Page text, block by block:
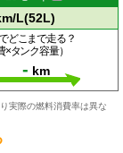
L(52L)
どこまで走る？
×タンク容量）
- km
実際の燃料消費率は異な